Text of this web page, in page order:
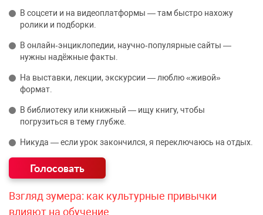
В соцсети и на видеоплатформы — там быстро нахожу
ролики и подборки.
В онлайн‑энциклопедии, научно‑популярные сайты —
нужны надёжные факты.
На выставки, лекции, экскурсии — люблю «живой»
формат.
В библиотеку или книжный — ищу книгу, чтобы
погрузиться в тему глубже.
Никуда — если урок закончился, я переключаюсь на отдых.
Взгляд зумера: как культурные привычки
влияют на обучение